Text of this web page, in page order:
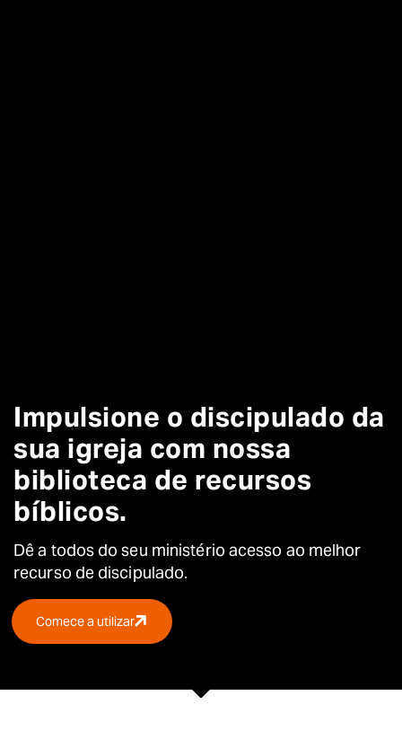
Impulsione o discipulado da
sua igreja com nossa
biblioteca de recursos
bíblicos.
Dê a todos do seu ministério acesso ao melhor
recurso de discipulado.
Comece a utilizar